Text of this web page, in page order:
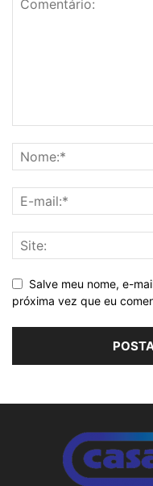
Salve meu nome, e-
próxima vez que eu